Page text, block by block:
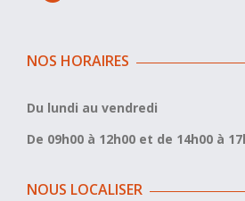
NOS HORAIRES
Du lundi au vendredi
De 09h00 à 12h00 et de 14h00 à
NOUS LOCALISER